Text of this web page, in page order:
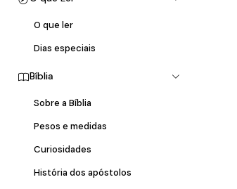
O que ler
Dias especiais
Bíblia
Sobre a Bíblia
Pesos e medidas
Curiosidades
História dos apóstolos